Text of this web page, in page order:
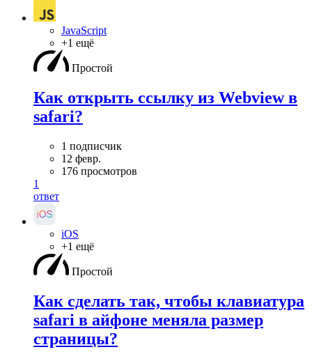
JavaScript
+1 ещё
Простой
Как открыть ссылку из Webview в
safari?
1 подписчик
12 февр.
176 просмотров
1
ответ
iOS
+1 ещё
Простой
Как сделать так, чтобы клавиатура
safari в айфоне меняла размер
страницы?